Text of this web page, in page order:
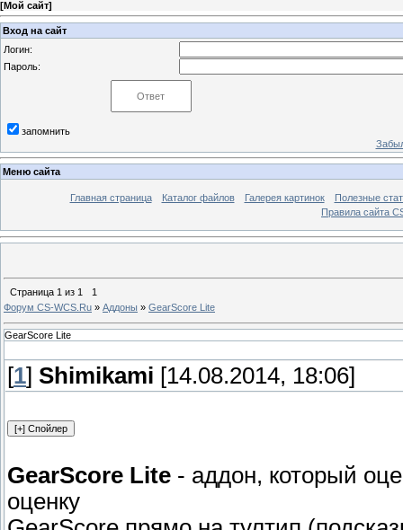
[Мой сайт]
Вход на сайт
Логин:
Пароль:
запомнить
Меню сайта
Главная страница Каталог файлов Галерея картинок
Полезные
Правила сайта
Страница 1 из 1
1
Форум CS-WCS.Ru » Аддоны » GearScore Lite
GearScore Lite
[1] Shimikami [14.08.2014, 18:06]
GearScore Lite - аддон, который
оценку